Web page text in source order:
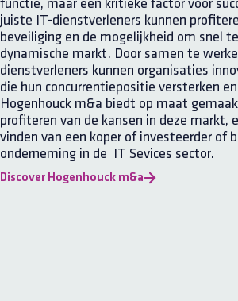
functie, maar een kritieke factor voor
juiste IT-dienstverleners kunnen
beveiliging en de mogelijkheid om snel
dynamische markt. Door samen te
dienstverleners kunnen organisaties
die hun concurrentiepositie versterken
Hogenhouck m&a biedt op maat
profiteren van de kansen in deze markt,
vinden van een koper of investeerder of
onderneming in de IT Sevices sector.
Discover Hogenhouck m&a